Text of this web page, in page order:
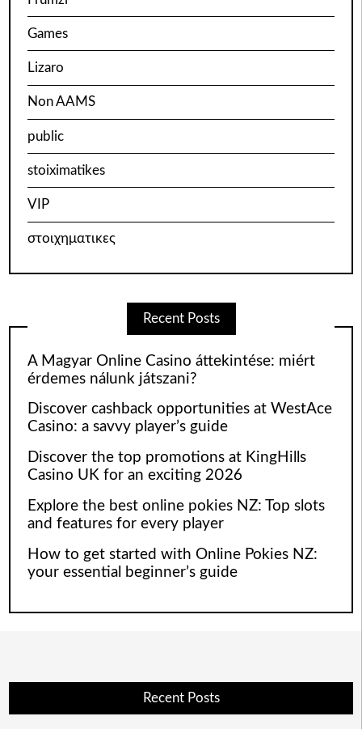
Games
Lizaro
Non AAMS
public
stoiximatikes
VIP
στοιχηματικες
Recent Posts
A Magyar Online Casino áttekintése: miért
érdemes nálunk játszani?
Discover cashback opportunities at WestAce
Casino: a savvy player’s guide
Discover the top promotions at KingHills
Casino UK for an exciting 2026
Explore the best online pokies NZ: Top slots
and features for every player
How to get started with Online Pokies NZ:
your essential beginner’s guide
Recent Posts